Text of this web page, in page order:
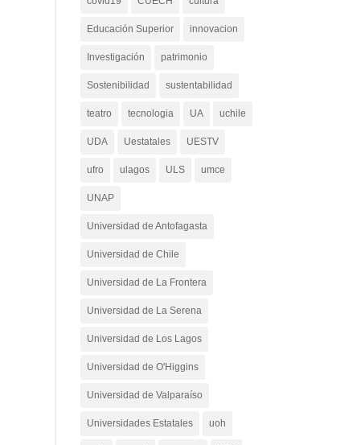
Educación Superior innovacion
Investigación patrimonio
Sostenibilidad sustentabilidad
teatro tecnologia UA uchile
UDA Uestatales UESTV
ufro ulagos ULS umce
UNAP
Universidad de Antofagasta
Universidad de Chile
Universidad de La Frontera
Universidad de La Serena
Universidad de Los Lagos
Universidad de O'Higgins
Universidad de Valparaíso
Universidades Estatales uoh